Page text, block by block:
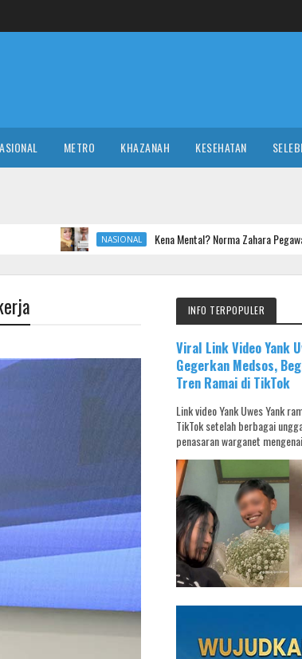
METRO KHAZANAH KESEHATAN
Kena Mental? Norma Zahara Pegawai RSUD Dr
INFO TERPOPULER
Viral Link Video Yank
Gegerkan Medsos,
Tren Ramai di TikTok
Link video Yank Uwes Yank
TikTok setelah berbagai
penasaran warganet